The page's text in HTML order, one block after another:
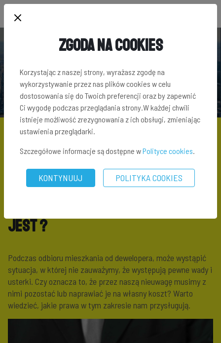
SŁOWNIK TERMINÓW INWESTYCYJNYCH
SŁOWNIK TERMINÓW INWESTYCYJNYCH\ RĘKOJMIA
DEWELOPERA - CO TO JEST ?
jest ?
Podczas odbioru mieszkania od dewelopera, może wystąpić
sytuacja, w której nie zauważymy, że występują pewne wady i
usterki. Czy oznacza to, że przez naszą nieuwagę musimy z
nimi pozostać lub naprawiać je na własny koszt? Warto
wiedzieć, jakie prawa w tym zakresie nam przysługują.
Zgoda na Cookies
Korzystając z naszej strony, wyrażasz zgodę na
wykorzystywanie przez nas plików cookies w celu
dostosowania się do Twoich preferencji oraz by zapewnić
Ci wygodę podczas przeglądania strony.W każdej chwili
istnieje możliwość zrezygnowania z ich obsługi, zmieniając
ustawienia przeglądarki.
Szczegółowe informacje są dostępne wPolityce cookies.
KONTYNUUJ POLITYKA COOKIES